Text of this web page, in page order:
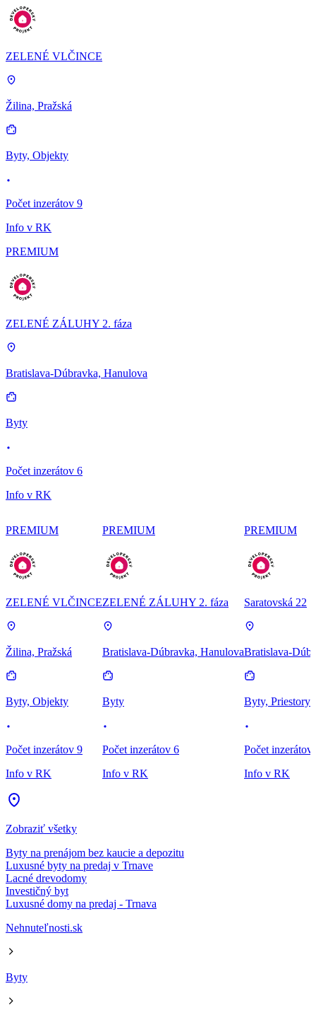
ZELENÉ VLČINCE
Žilina, Pražská
Byty, Objekty
Počet inzerátov 9
Info v RK
PREMIUM
ZELENÉ ZÁLUHY 2. fáza
Bratislava-Dúbravka, Hanulova
Byty
Počet inzerátov 6
Info v RK
PREMIUM
ZELENÉ VLČINCE
Žilina, Pražská
Byty, Objekty
Počet inzerátov 9
Info v RK
PREMIUM
ZELENÉ ZÁLUHY 2. fáza
Bratislava-Dúbravka, Hanulova
Byty
Počet inzerátov 6
Info v RK
PREMIUM
Saratovská 22
Bratislava-
Byty, Priestory
Počet inzerátov
Info v RK
Zobraziť všetky
Byty na prenájom bez kaucie a depozitu
Luxusné byty na predaj v Trnave
Lacné drevodomy
Investičný byt
Luxusné domy na predaj - Trnava
Nehnuteľnosti.sk
Byty